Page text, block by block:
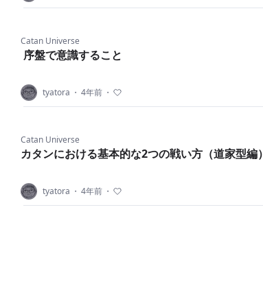
Catan Universe
序盤で意識すること
tyatora ・ 4年前 ・
Catan Universe
カタンにおける基本的な2つの戦い方（道家型編）
tyatora ・ 4年前 ・